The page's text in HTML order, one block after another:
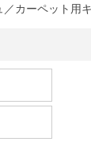
カーペット用